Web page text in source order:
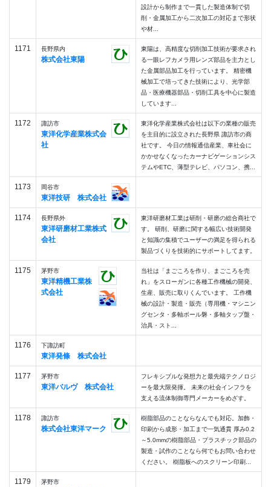
設計から制作まで一貫した製造体制で切
削・金属加工から二次加工の対応まで形状
や材...
1171 長野県内
株式会社東陽
東陽は、高精度な切削加工技術が要求され
る一眼レフカメラ用レンズ部品を主力とし
た金属部品加工を行っています。 精密機
械加工で培ってきた技術により、光学部
品・医療機器部品・切削工具を中心に製造
しています...
1172 諏訪市
東洋化学産業株式会
社
東洋化学産業株式会社は以下の業種の販売
を主目的に設立された長野県 諏訪市の商
社です。 今日の情報通信産業、車社会に
かかせなくなったカーナビゲーションシス
テムやETC、薄型テレビ、パソコン、携...
1173 岡谷市
東洋技研 株式会社
1174 長野県外
東洋研磨材工業株式
会社
東洋研磨材工業は研削・研磨の総合商社で
す。 研削、研磨に関する幅広い技術開発
と知識の集積でユーザーの満足を得られる
製品づくりを技術的にサポートしてます。
1175 茅野市
東洋精機工業株
式会社
当社は「まごころを作り、まごころを売
れ」をスローガンに各種工作機械の開発、
生産、販売に取りくんでいます。 工作機
械の設計・製造・販売（専用機・マシニン
グセンタ・多軸ボール磐・多軸タップ盤・
治具・スト...
1176 下諏訪町
東洋発條 株式会社
1177 茅野市
東洋バルヴ 株式会社
フレキシブルな発想力と最先端テクノロジ
ーを最大限発揮。 未来の社会インフラを
支える流体制御専門メーカーをめざす。
1178 諏訪市
株式会社東洋マーク
樹脂部品のことならなんでも対応。加飾・
印刷から成形・加工まで一気通貫 厚み0.2
～5.0mmの樹脂部品・プラスチック部品の
製造・試作のことなら何でもお問い合わせ
ください。 樹脂板へのスクリーン印刷...
1179 茅野市